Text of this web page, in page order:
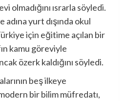
olmadığını ısrarla söyledi.
yurt dışında okul
için eğitime açılan bir
kamu göreviyle
özerk kaldığını söyledi.
beş ilkeye
bir bilim müfredatı,